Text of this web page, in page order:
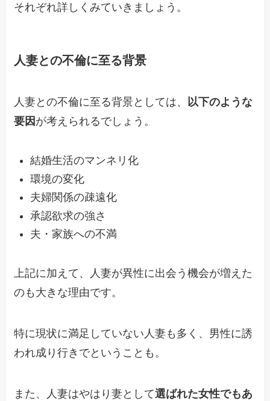
それぞれ詳しくみていきましょう。
人妻との不倫に至る背景
人妻との不倫に至る背景としては、 以下のような
要因 が考えられるでしょう。
結婚生活のマンネリ化
環境の変化
夫婦関係の疎遠化
承認欲求の強さ
夫・家族への不満
上記に加えて、人妻が異性に出会う機会が増えた
のも大きな理由です。
特に現状に満足していない人妻も多く、男性に誘
われ成り行きでということも。
また、人妻はやはり妻として選ばれた女性でもあ